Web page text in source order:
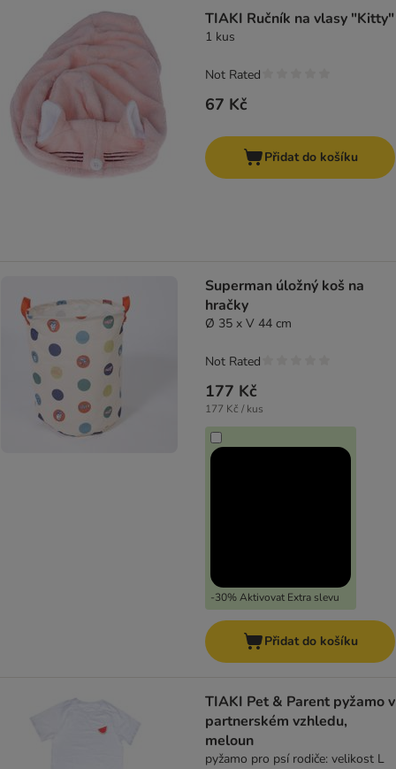
TIAKI Ručník na vlasy "Kitty"
1 kus
67 Kč
Not Rated
Přidat do košíku
Superman úložný koš na
hračky
Ø 35 x V 44 cm
177 Kč
177 Kč / kus
-30% Aktivovat Extra slevu
Not Rated
Přidat do košíku
TIAKI Pet & Parent pyžamo v
partnerském vzhledu,
meloun
pyžamo pro psí rodiče: velikost L